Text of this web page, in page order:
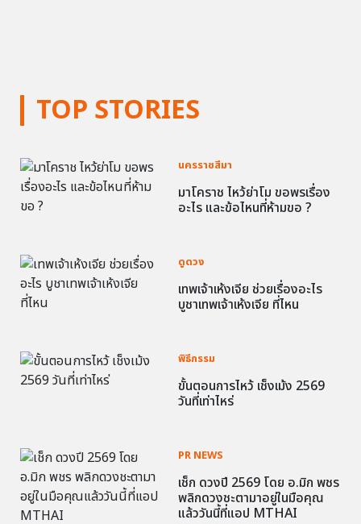
TOP STORIES
นครราชสีมา
มาโคราช ไหว้ย่าโม ขอพรเรื่อง
อะไร และข้อไหนที่ห้ามขอ ?
ดูดวง
เทพเจ้าเห้งเจีย ช่วยเรื่องอะไร
บูชาเทพเจ้าเห้งเจีย ที่ไหน
พิธีกรรม
ขั้นตอนการไหว้ เช็งเม้ง 2569
วันที่เท่าไหร่
PR NEWS
เช็ก ดวงปี 2569 โดย อ.มิก พชร
พลิกดวงชะตามาอยู่ในมือคุณ
แล้ววันนี้ที่แอป MTHAI